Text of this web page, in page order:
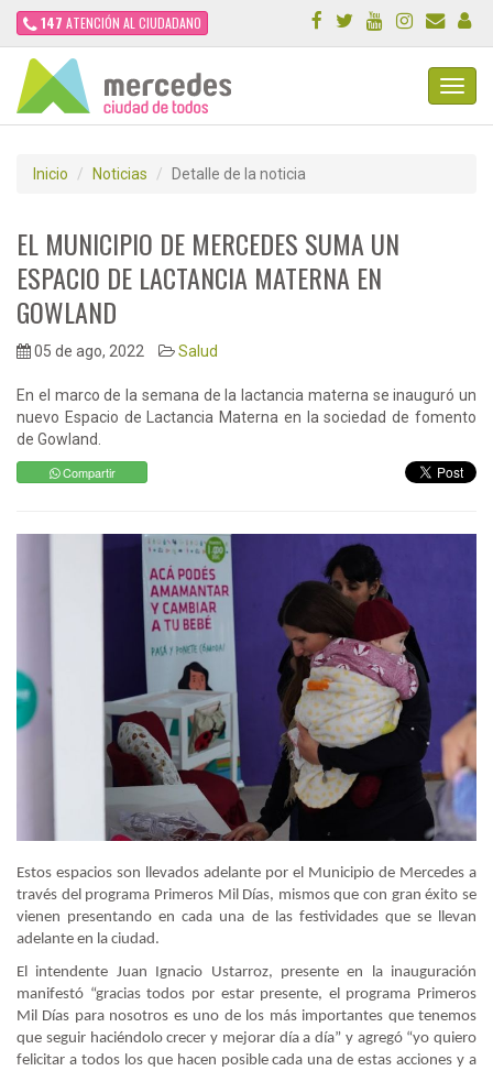
147 ATENCIÓN AL CIUDADANO
Inicio Noticias Detalle de la noticia
EL MUNICIPIO DE MERCEDES SUMA UN
ESPACIO DE LACTANCIA MATERNA EN
GOWLAND
05 de ago, 2022 Salud
En el marco de la semana de la lactancia materna se inauguró un
nuevo Espacio de Lactancia Materna en la sociedad de fomento
de Gowland.
Compartir
Estos espacios son llevados adelante por el Municipio de Mercedes a
través del programa Primeros Mil Días, mismos que con gran éxito se
vienen presentando en cada una de las festividades que se llevan
adelante en la ciudad.
El intendente Juan Ignacio Ustarroz, presente en la inauguración
manifestó “gracias todos por estar presente, el programa Primeros
Mil Días para nosotros es uno de los más importantes que tenemos
que seguir haciéndolo crecer y mejorar día a día” y agregó “yo quiero
felicitar a todos los que hacen posible cada una de estas acciones y a